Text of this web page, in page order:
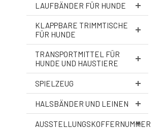
LAUFBÄNDER FÜR HUNDE
KLAPPBARE TRIMMTISCHE
FÜR HUNDE
TRANSPORTMITTEL FÜR
HUNDE UND HAUSTIERE
SPIELZEUG
HALSBÄNDER UND LEINEN
AUSSTELLUNGSKOFFERNUMMER